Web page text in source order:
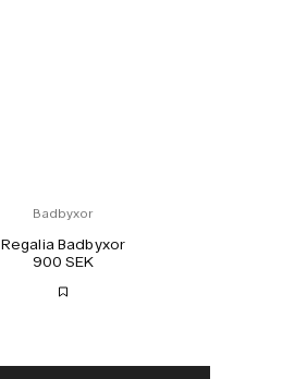
Badbyxor
Regalia Badbyxor
900 SEK